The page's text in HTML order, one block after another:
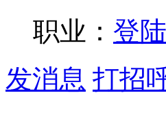
职业： 登
发消息 打招